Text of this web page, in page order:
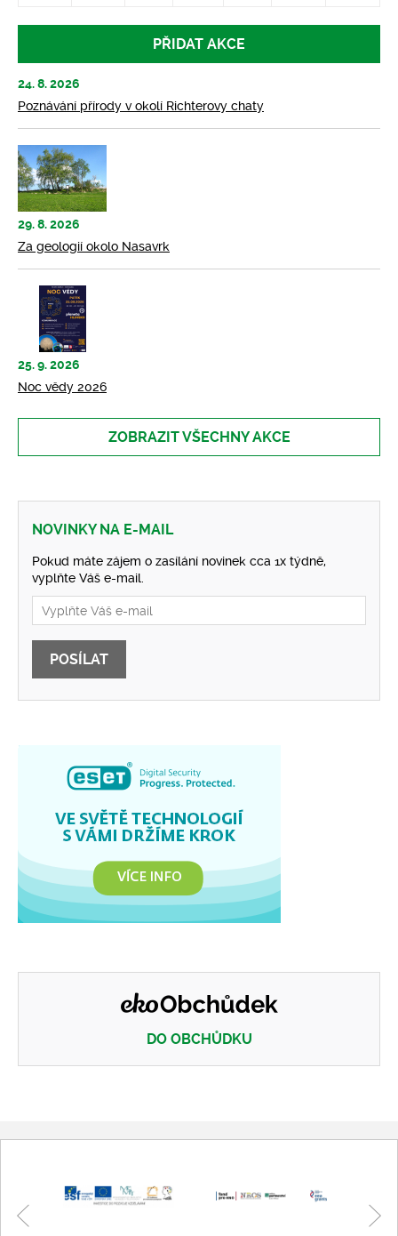
PŘIDAT AKCE
24. 8. 2026
Poznávání přírody v okolí Richterovy chaty
29. 8. 2026
Za geologií okolo Nasavrk
25. 9. 2026
Noc vědy 2026
ZOBRAZIT VŠECHNY AKCE
NOVINKY NA E-MAIL
Pokud máte zájem o zasílání novinek cca 1x týdně,
vyplňte Váš e-mail.
POSÍLAT
DO OBCHŮDKU